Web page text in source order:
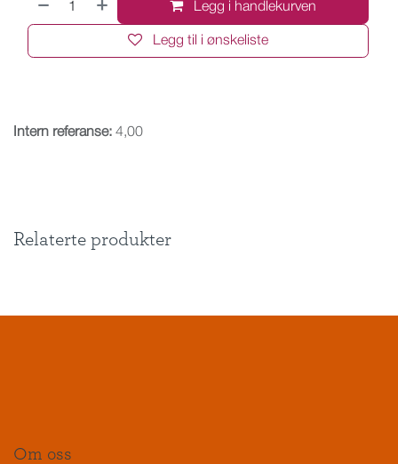
Legg i handlekurven
Legg til i ønskeliste
Intern referanse: 4,00
Relaterte produkter
Om oss